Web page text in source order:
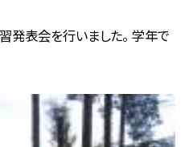
発表会を行いました。 学年で